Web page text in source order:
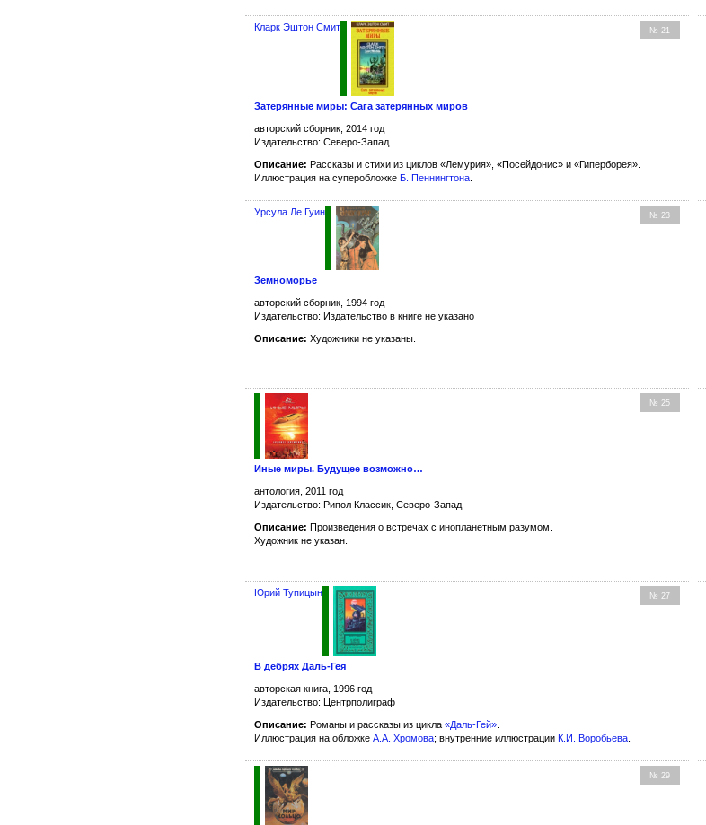
№ 21
Кларк Эштон Смит
Затерянные миры: Сага затерянных миров
авторский сборник, 2014 год
Издательство: Северо-Запад
Описание: Рассказы и стихи из циклов «Лемурия», «Посейдонис» и «Гиперборея».
Иллюстрация на суперобложке Б. Пеннингтона.
№ 23
Урсула Ле Гуин
Земноморье
авторский сборник, 1994 год
Издательство: Издательство в книге не указано
Описание: Художники не указаны.
№ 25
Иные миры. Будущее возможно…
антология, 2011 год
Издательство: Рипол Классик, Северо-Запад
Описание: Произведения о встречах с инопланетным разумом.
Художник не указан.
№ 27
Юрий Тупицын
В дебрях Даль-Гея
авторская книга, 1996 год
Издательство: Центрполиграф
Описание: Романы и рассказы из цикла «Даль-Гей»
Иллюстрация на обложке А.А. Хромова; внутренние иллюстрации К.И. Воробьева
№ 29